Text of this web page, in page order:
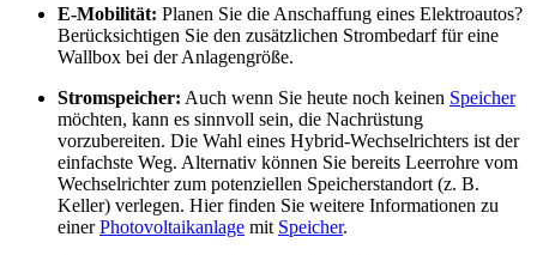
E-Mobilität: Planen Sie die Anschaffung eines Elektroautos?
Berücksichtigen Sie den zusätzlichen Strombedarf für eine
Wallbox bei der Anlagengröße.
Stromspeicher: Auch wenn Sie heute noch keinen Speicher
möchten, kann es sinnvoll sein, die Nachrüstung
vorzubereiten. Die Wahl eines Hybrid-Wechselrichters ist der
einfachste Weg. Alternativ können Sie bereits Leerrohre vom
Wechselrichter zum potenziellen Speicherstandort (z. B.
Keller) verlegen. Hier finden Sie weitere Informationen zu
einerPhotovoltaikanlage mit Speicher.